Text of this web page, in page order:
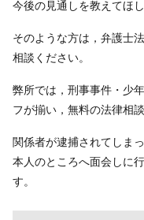
今後の見通しを教えてほし
そのような方は，弁護士
相談ください。
弊所では，刑事事件・少
フが揃い，無料の法律相
関係者が逮捕されてしま
本人のところへ面会しに
す。